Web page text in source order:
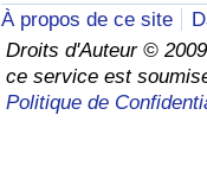
À propos de ce site
Droits d'Auteur ©
ce service est
Politique de
Indice de
Indice de Criminalité